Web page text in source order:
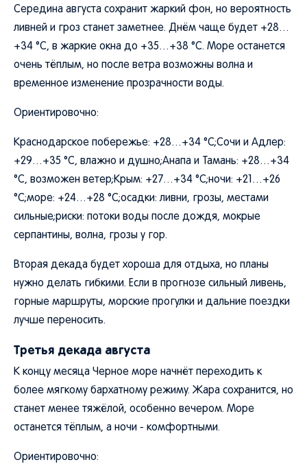
Середина августа сохранит жаркий фон, но вероятность
ливней и гроз станет заметнее. Днём чаще будет +28…
+34 °C, в жаркие окна до +35…+38 °C. Море останется
очень тёплым, но после ветра возможны волна и
временное изменение прозрачности воды.
Ориентировочно:
Краснодарское побережье: +28…+34 °C;Сочи и Адлер:
+29…+35 °C, влажно и душно;Анапа и Тамань: +28…+34
°C, возможен ветер;Крым: +27…+34 °C;ночи: +21…+26
°C;море: +24…+28 °C;осадки: ливни, грозы, местами
сильные;риски: потоки воды после дождя, мокрые
серпантины, волна, грозы у гор.
Вторая декада будет хороша для отдыха, но планы
нужно делать гибкими. Если в прогнозе сильный ливень,
горные маршруты, морские прогулки и дальние поездки
лучше переносить.
Третья декада августа
К концу месяца Черное море начнёт переходить к
более мягкому бархатному режиму. Жара сохранится, но
станет менее тяжёлой, особенно вечером. Море
останется тёплым, а ночи - комфортными.
Ориентировочно: